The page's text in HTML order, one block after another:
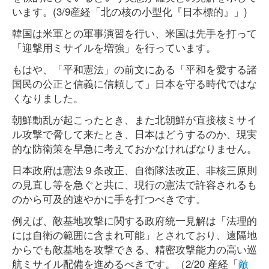
います。(3/9産経「北の核の小型化『日本標的』」)
韓国は米軍との軍事演習を行い、米国は先手を打って
「迎撃用ミサイルを増強」を行っています。
もはや、「平和憲法」の前文にある「平和を愛する諸
国民の公正と信義に信頼して」日本を守る時代ではな
くなりました。
朝鮮動乱が起こったとき、また北朝鮮が直接核ミサイ
ル攻撃で脅して来たとき、日本はどうするのか、現実
的な防衛策を早急に考えておかなければなりません。
日本政府は憲法９条改正、自衛隊法改正、非核三原則
の見直し等を急ぐと共に、現行の憲法で許容されるも
のから可及的速やかに手を打つべきです。
例えば、敵基地攻撃に関する政府統一見解は「法理的
には自衛の範囲に含まれ可能」とされており、遠隔地
からでも敵基地を攻撃できる、精密攻撃能力の高い巡
航ミサイル配備を進めるべきです。（2/20 産経「敵